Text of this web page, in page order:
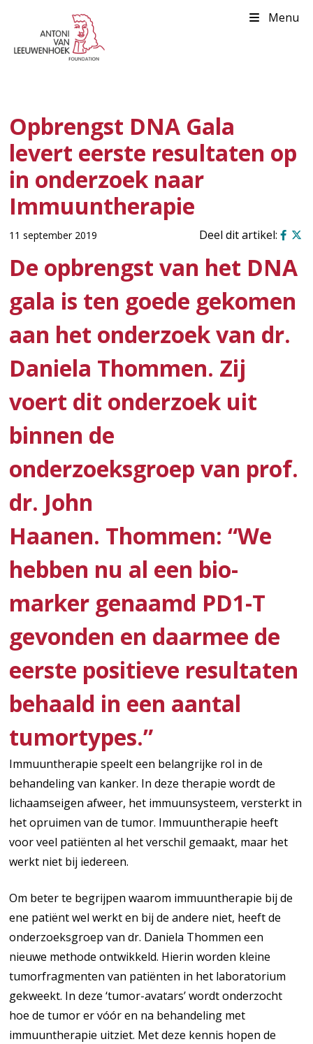
Menu
Opbrengst DNA Gala
levert eerste resultaten op
in onderzoek naar
Immuuntherapie
11 september 2019
De opbrengst van het DNA
gala is ten goede gekomen
aan het onderzoek van dr.
Daniela Thommen. Zij
voert dit onderzoek uit
binnen de
onderzoeksgroep van prof.
dr. John
Haanen. Thommen: “We
hebben nu al een bio-
marker genaamd PD1-T
gevonden en daarmee de
eerste positieve resultaten
behaald in een aantal
tumortypes.”
Immuuntherapie speelt een belangrijke rol in de
behandeling van kanker. In deze therapie wordt de
lichaamseigen afweer, het immuunsysteem, versterkt in
het opruimen van de tumor. Immuuntherapie heeft
voor veel patiënten al het verschil gemaakt, maar het
werkt niet bij iedereen.
Om beter te begrijpen waarom immuuntherapie bij de
ene patiënt wel werkt en bij de andere niet, heeft de
onderzoeksgroep van dr. Daniela Thommen een
nieuwe methode ontwikkeld. Hierin worden kleine
tumorfragmenten van patiënten in het laboratorium
gekweekt. In deze ‘tumor-avatars’ wordt onderzocht
hoe de tumor er vóór en na behandeling met
immuuntherapie uitziet. Met deze kennis hopen de